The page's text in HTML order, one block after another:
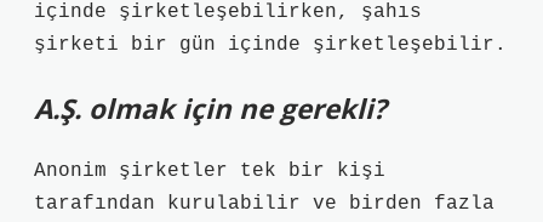
içinde şirketleşebilirken, şahıs
şirketi bir gün içinde şirketleşebilir.
A.Ş. olmak için ne gerekli?
Anonim şirketler tek bir kişi
tarafından kurulabilir ve birden fazla